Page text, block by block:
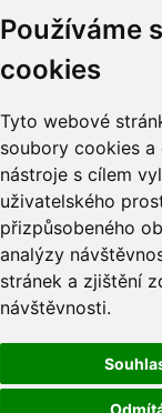
Používáme
cookies
Tyto webové
soubory cookies a
nástroje s cílem
uživatelského
přizpůsobeného
analýzy
stránek a zjištění
návštěvnosti.
Němcové 739/